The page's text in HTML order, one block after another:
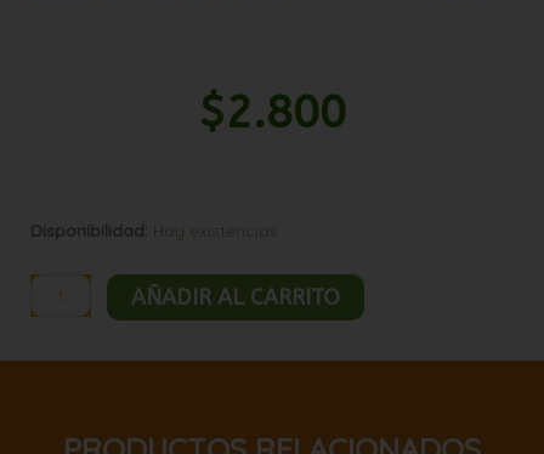
$2.800
Disponibilidad: Hay existencias
pelada
natural
1kg
AÑADIR AL CARRITO